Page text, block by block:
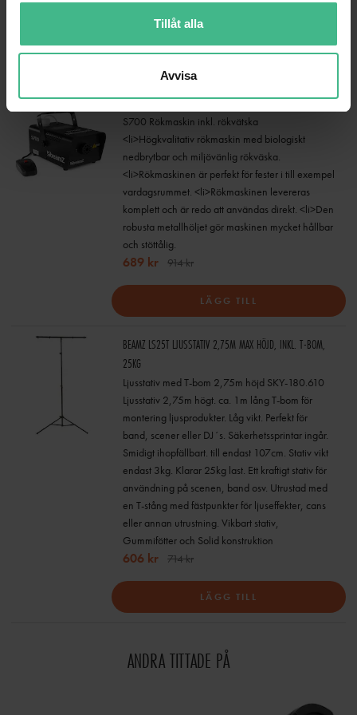
Tillåt alla
Avvisa
545 kr 735 kr
BEAMZ S700 RÖKMASKIN INKL RÖKVÄTSKA
S700 Rökmaskin inkl. rökvätska
<li>Högkvalitativ rökmaskin med biologiskt
nedbrytbar och miljövänlig rökväska.
<li>Rökmaskinen är perfekt för fester i till exempel
vardagsrummet. <li>Rökmaskinen levereras
komplett och är redo att användas direkt. <li>Den
robusta metallhöljet gör maskinen mycket hållbar
och stöttålig.
689 kr 914 kr
LÄGG TILL
BEAMZ LS25T LJUSSTATIV 2,75M MAX HÖJD, INKL. T-BOM,
25KG
Ljusstativ med T-bom 2,75m höjd SKY-180.610
Ljusstativ 2,75m högt. ca. 1m lång T-bom för
montering ljusprodukter. Låg vikt. Perfekt för
band, scener eller DJ´s. Säkerhetssprintar ingår.
Smidigt ihopfällbart. till endast 107cm. Stativ vikt
endast 3kg. Klarar 25kg last. Ett kraftigt stativ för
användning på scenen, band osv. Utrustad med
en T-stång med fästpunkter för ljuseffekter, cans
eller annan utrustning. Vikbart stativ,
Gummifötter och Solid konstruktion
606 kr 714 kr
LÄGG TILL
ANDRA TITTADE PÅ